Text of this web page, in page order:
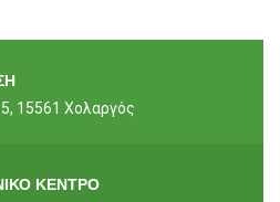
15561 Χολαργός
ΚΕΝΤΡΟ